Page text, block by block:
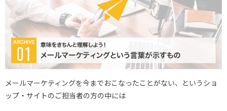
メールマーケティングを今までおこなったことがない、というショ
ップ・サイトのご担当者の方の中には